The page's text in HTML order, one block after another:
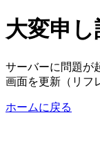
大変申
サーバーに問題が
画面を更新（リフ
ホームに戻る